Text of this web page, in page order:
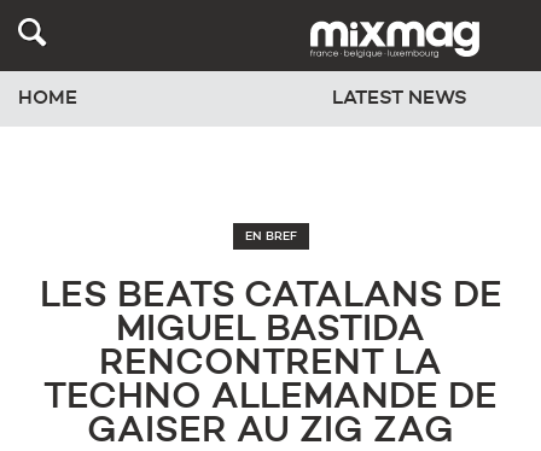
HOME LATEST NEWS
EN BREF
LES BEATS CATALANS DE
MIGUEL BASTIDA
RENCONTRENT LA
TECHNO ALLEMANDE DE
GAISER AU ZIG ZAG